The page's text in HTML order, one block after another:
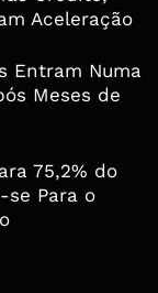
Aceleração
Entram Numa
Meses de
75,2% do
se Para o